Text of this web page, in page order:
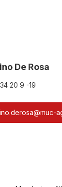
De Rosa
20 9 -19